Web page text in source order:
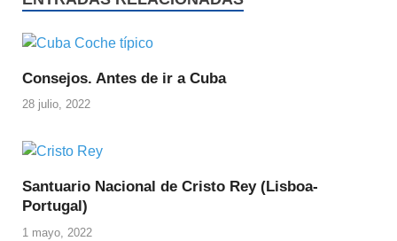
Consejos. Antes de ir a Cuba
28 julio, 2022
Santuario Nacional de Cristo Rey (Lisboa-
Portugal)
1 mayo, 2022